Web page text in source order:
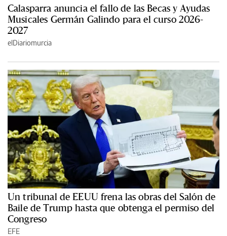
Calasparra anuncia el fallo de las Becas y Ayudas
Musicales Germán Galindo para el curso 2026-
2027
elDiariomurcia
Un tribunal de EEUU frena las obras del Salón de
Baile de Trump hasta que obtenga el permiso del
Congreso
EFE